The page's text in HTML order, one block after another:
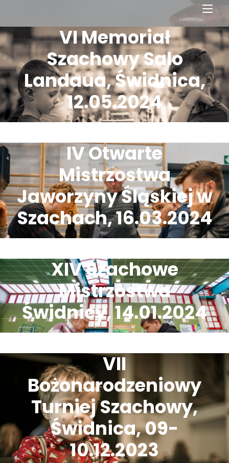
VI Memoriał
Szachowy Salo
Landaua, Świdnica,
12.05.2024
IV Otwarte
Mistrzostwa
Jaworzyny Śląskiej w
Szachach, 16.03.2024
XIV Szachowe
Mistrzostwa
Świdnicy, 14.01.2024
VII
Bożonarodzeniowy
Turniej Szachowy,
Świdnica, 09-
10.12.2023